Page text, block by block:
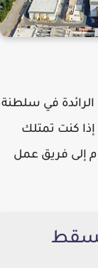
في سلطنة
إذا كنت تمتلك
إلى فريق عمل
مسقط